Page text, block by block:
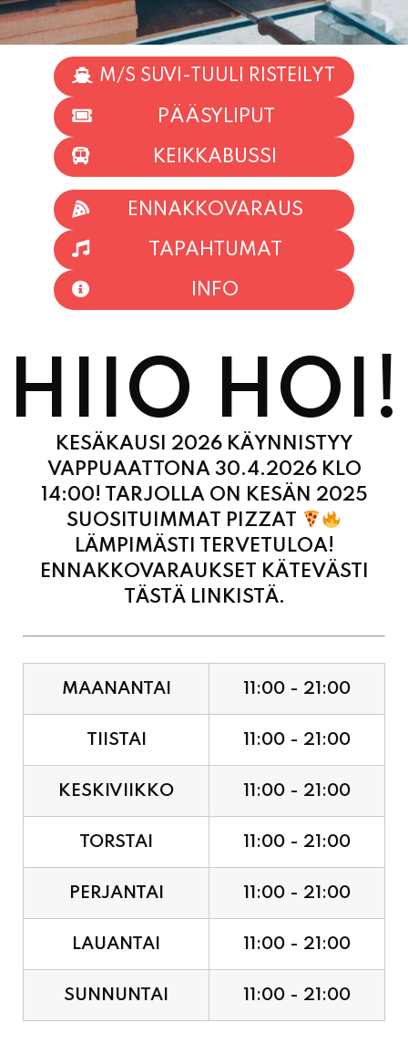
M/S SUVI-TUULI RISTEILYT
PÄÄSYLIPUT
KEIKKABUSSI
ENNAKKOVARAUS
TAPAHTUMAT
INFO
HIIO HOI!
KESÄKAUSI 2026 KÄYNNISTYY
VAPPUAATTONA 30.4.2026 KLO
14:00! TARJOLLA ON KESÄN 2025
SUOSITUIMMAT PIZZAT
LÄMPIMÄSTI TERVETULOA!
ENNAKKOVARAUKSET KÄTEVÄSTI
TÄSTÄ LINKISTÄ.
MAANANTAI 11:00 - 21:00
TIISTAI 11:00 - 21:00
KESKIVIIKKO 11:00 - 21:00
TORSTAI 11:00 - 21:00
PERJANTAI 11:00 - 21:00
LAUANTAI 11:00 - 21:00
SUNNUNTAI 11:00 - 21:00